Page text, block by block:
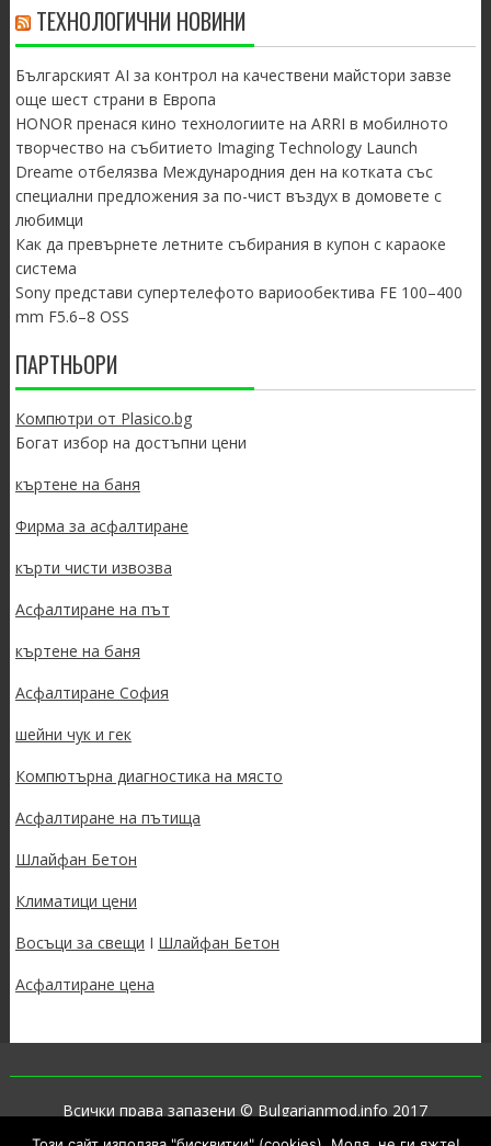
ТЕХНОЛОГИЧНИ НОВИНИ
Българският AI за контрол на качествени майстори завзе
още шест страни в Европа
HONOR пренася кино технологиите на ARRI в мобилното
творчество на събитието Imaging Technology Launch
Dreame отбелязва Международния ден на котката със
специални предложения за по-чист въздух в домовете с
любимци
Как да превърнете летните събирания в купон с караоке
система
Sony представи супертелефото вариообектива FE 100–400
mm F5.6–8 OSS
ПАРТНЬОРИ
Компютри от Plasico.bg
Богат избор на достъпни цени
къртене на баня
Фирма за асфалтиране
кърти чисти извозва
Асфалтиране на път
къртене на баня
Асфалтиране София
шейни чук и гек
Компютърна диагностика на място
Асфалтиране на пътища
Шлайфан Бетон
Климатици цени
Восъци за свещи I Шлайфан Бетон
Асфалтиране цена
Всички права запазени © Bulgarianmod.info 2017